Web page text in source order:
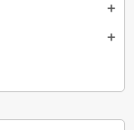
add
add